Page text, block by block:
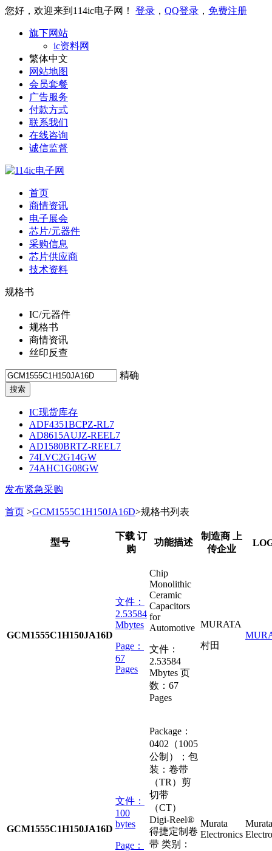
您好，欢迎来到114ic电子网！ 登录 ， QQ登录 ， 免费注册
旗下网站
ic资料网
繁体中文
网站地图
会员套餐
广告服务
付款方式
联系我们
在线咨询
诚信监督
首页
商情资讯
电子展会
芯片/元器件
采购信息
芯片供应商
技术资料
规格书
IC/元器件
规格书
商情资讯
丝印反查
精确
IC现货库存
ADF4351BCPZ-RL7
AD8615AUJZ-REEL7
AD1580BRTZ-REEL7
74LVC2G14GW
74AHC1G08GW
发布紧急采购
首页 >GCM1555C1H150JA16D>规格书列表
型号
下载 订
购
功能描述
制造商 上
传企业
GCM1555C1H150JA16D
文件：
2.53584
Mbytes
Page：
67
Pages
Chip
Monolithic
Ceramic
Capacitors
for
Automotive
文件：
2.53584
Mbytes 页
数： 67
Pages
MURATA
村田
GCM1555C1H150JA16D
文件：
100
bytes
Page：
Package：
0402（1005
公制）；包
装：卷带
（TR）剪
切带
（CT）
Digi-Reel®
得捷定制卷
带 类别：
Murata
Electronics
Murata